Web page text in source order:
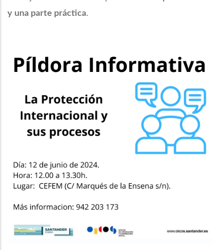
y una parte práctica.